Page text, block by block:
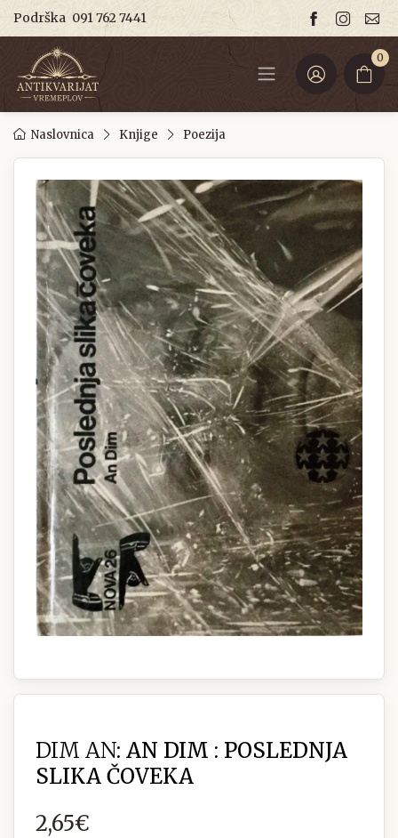
Podrška 091 762 7441
0
Naslovnica Knjige Poezija
DIM AN: AN DIM : POSLEDNJA
SLIKA ČOVEKA
2,65€